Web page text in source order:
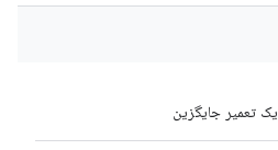
تعمیر جایگزین